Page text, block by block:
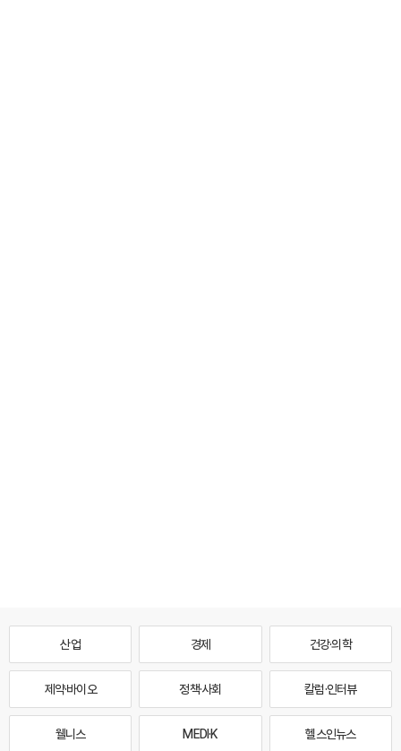
산업 경제 건강·의학
제약·바이오 정책·사회 칼럼·인터뷰
웰니스 MEDI·K 헬스인뉴스